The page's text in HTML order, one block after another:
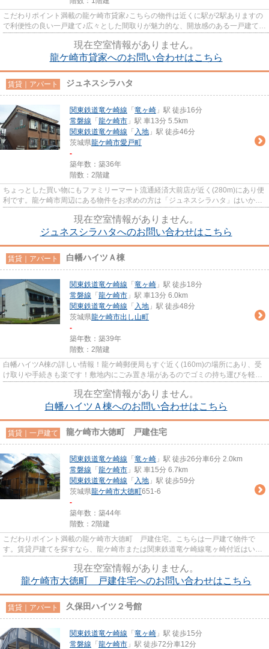
こだわりポイント満載の龍ケ崎市貸家♪こちらの物件は近くに駅が2駅ありますの
で利便性の良い一戸建て♪広々とした間取りが魅力的な、開放感のある一戸建ての
現在空室情報がありません。
龍ケ崎市貸家へのお問い合わせはこちら
賃貸｜アパート ジュネスシラハタ
関東鉄道竜ケ崎線 「 竜ヶ崎 」駅 徒歩16分
常磐線 「 龍ケ崎市 」駅 車13分 5.5km
関東鉄道竜ケ崎線 「 入地 」駅 徒歩46分
茨城県龍ケ崎市愛戸町
-
築年数：築36年
階数：2階建
ちょっとした買い物にもファミリーマート流通経済大前店が近く(280m)にあり便
利です。龍ケ崎市周辺にある物件をお求めの方は「ジュネスシラハタ」はいかが
現在空室情報がありません。
ジュネスシラハタへのお問い合わせはこちら
賃貸｜アパート 白幡ハイツＡ棟
関東鉄道竜ケ崎線 「 竜ヶ崎 」駅 徒歩18分
常磐線 「 龍ケ崎市 」駅 車13分 6.0km
関東鉄道竜ケ崎線 「 入地 」駅 徒歩48分
茨城県龍ケ崎市出し山町
-
築年数：築39年
階数：2階建
白幡ハイツA棟の詳しい情報！龍ケ崎郵便局もすぐ近く(160m)の場所にあり、受
け取りや手続きも楽です！敷地内にごみ置き場があるのでゴミの持ち運びを軽減
現在空室情報がありません。
白幡ハイツＡ棟へのお問い合わせはこちら
賃貸｜一戸建て 龍ケ崎市大徳町 戸建住宅
関東鉄道竜ケ崎線 「 竜ヶ崎 」駅 徒歩26分車6分 2.0km
常磐線 「 龍ケ崎市 」駅 車15分 6.7km
関東鉄道竜ケ崎線 「 入地 」駅 徒歩59分
茨城県龍ケ崎市大徳町651-6
-
築年数：築44年
階数：2階建
こだわりポイント満載の龍ケ崎市大徳町 戸建住宅。こちらは一戸建て物件で
す。賃貸戸建てを探すなら、龍ケ崎市または関東鉄道竜ケ崎線竜ヶ崎付近はいか
現在空室情報がありません。
龍ケ崎市大徳町 戸建住宅へのお問い合わせはこちら
賃貸｜アパート 久保田ハイツ２号館
関東鉄道竜ケ崎線 「 竜ヶ崎 」駅 徒歩15分
常磐線 「 龍ケ崎市 」駅 徒歩72分車12分